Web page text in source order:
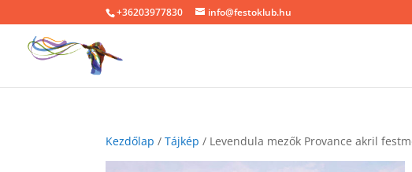
+36203977830 info@festoklub.hu
Kezdőlap /Tájkép / Levendula mezők Provance akril